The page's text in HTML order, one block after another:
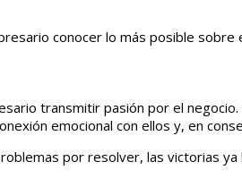
conocer lo más posible sobre
transmitir pasión por el
emocional con ellos y, en
por resolver, las victorias